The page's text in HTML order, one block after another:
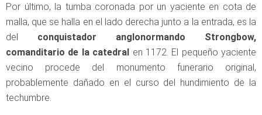
Por último, la tumba coronada por un yaciente en cota de
malla, que se halla en el lado derecha junto a la entrada, es la
del conquistador anglonormando Strongbow,
comanditario de la catedral en 1172. El pequeño yaciente
vecino procede del monumento funerario original,
probablemente dañado en el curso del hundimiento de la
techumbre.